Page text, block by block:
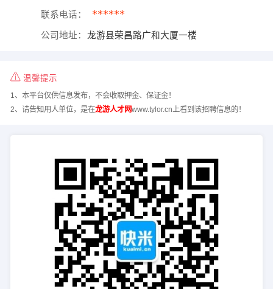
联系电话： ******
公司地址： 龙游县荣昌路广和大厦一楼
温馨提示
1、本平台仅供信息发布，不会收取押金、保证金！
2、请告知用人单位，是在龙游人才网www.tylor.cn上看到该招聘信息的！